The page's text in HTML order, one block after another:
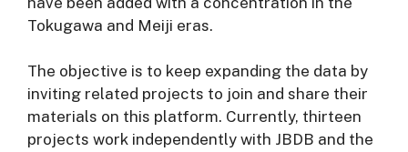
Tokugawa and Meiji eras.
The objective is to keep expanding the data by
inviting related projects to join and share their
materials on this platform. Currently, thirteen
projects work independently with JBDB and the